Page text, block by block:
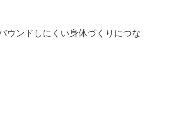
ウンドしにくい身体づくりにつな